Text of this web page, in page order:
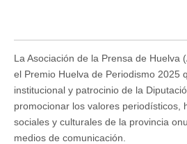
la
de
Huelva
el
Premio
de
Periodismo
La Asociación de la Prensa de Huelva
el Premio Huelva de Periodismo 2025
institucional y patrocinio de la
promocionar los valores periodísticos,
sociales y culturales de la provincia
medios de comunicación.